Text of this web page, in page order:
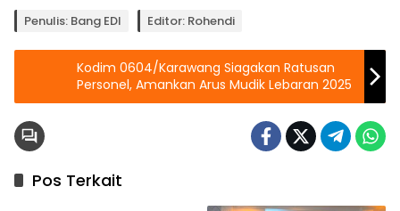
Penulis: Bang EDI Editor: Rohendi
Kodim 0604/Karawang Siagakan Ratusan
Personel, Amankan Arus Mudik Lebaran 2025
Pos Terkait
Berita